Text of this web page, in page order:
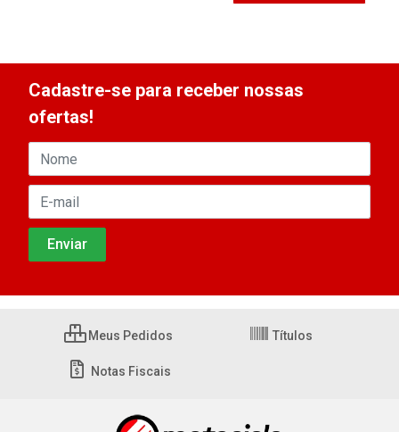
Cadastre-se para receber nossas
ofertas!
Meus Pedidos Títulos
Notas Fiscais